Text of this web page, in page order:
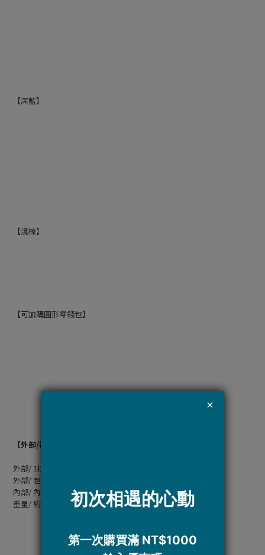
【深藍】
【淺棕】
【可加購圓形零錢包】
【外部/裡面】
外部/ 1拉鍊吊袋、小卡片袋
外部/ 包邊配色可愛
內部/ 內部有1貼袋、1鑰匙勾環
重量/ 約286g